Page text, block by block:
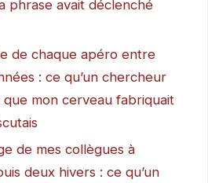
phrase avait déclenché
de chaque apéro entre
: ce qu’un chercheur
que mon cerveau fabriquait
de mes collègues à
deux hivers : ce qu’un